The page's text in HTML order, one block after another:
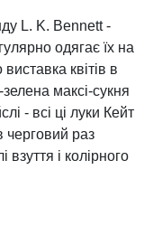
L. K. Bennett -
одягає їх на
квітів в
максі-сукня
- всі ці луки Кейт
раз
взуття і колірного